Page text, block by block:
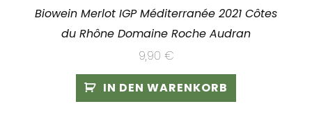
Biowein Merlot IGP Méditerranée 2021 Côtes
du Rhône Domaine Roche Audran
9,90 €
IN DEN WARENKORB